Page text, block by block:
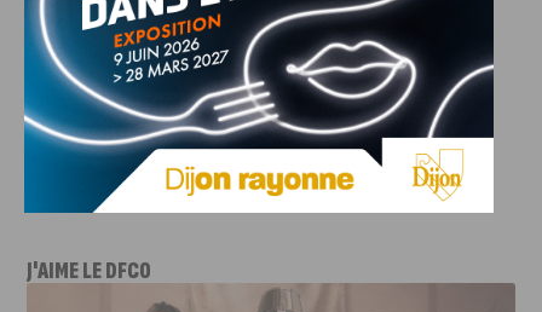
invaincu en Nationale 2 cette saison. Score final : 27-22. Le
Stade Dijonnais se rapproche de la première partie de
tableau.
Depositphotos
J'AIME LE DFCO